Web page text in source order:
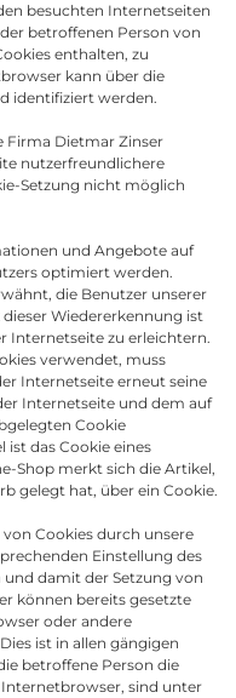
besuchten Internetseiten
betroffenen Person von
enthalten, zu
kann über die
identifiziert werden.
Firma Dietmar Zinser
nutzerfreundlichere
Setzung nicht möglich
und Angebote auf
optimiert werden.
die Benutzer unserer
Wiedererkennung ist
Internetseite zu erleichtern.
verwendet, muss
Internetseite erneut seine
Internetseite und dem auf
Cookie
ist das Cookie eines
Shop merkt sich die Artikel,
gelegt hat, über ein Cookie.
Cookies durch unsere
Einstellung des
damit der Setzung von
können bereits gesetzte
oder andere
ist in allen gängigen
betroffene Person die
sind unter